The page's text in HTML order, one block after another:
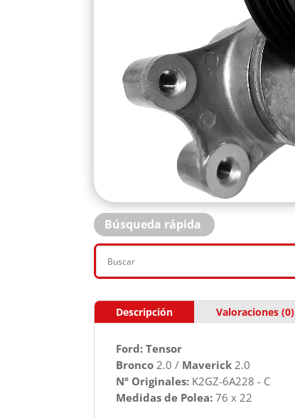
Búsqueda rápida
Descripción Valoraciones (0)
Ford: Tensor
Bronco 2.0 / Maverick 2.0
Nº Originales: K2GZ-6A228 - C
Medidas de Polea: 76 x 22